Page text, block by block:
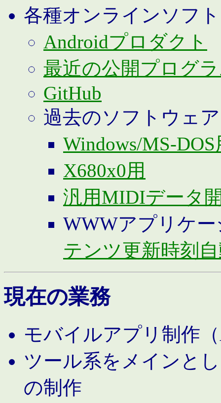
各種オンラインソフ
Androidプロダクト
最近の公開プログ
GitHub
過去のソフトウェア
Windows/MS-DOS
X680x0用
汎用MIDIデータ
WWWアプリケ
テンツ更新時刻
現在の業務
モバイルアプリ制作
ツール系をメインと
の制作